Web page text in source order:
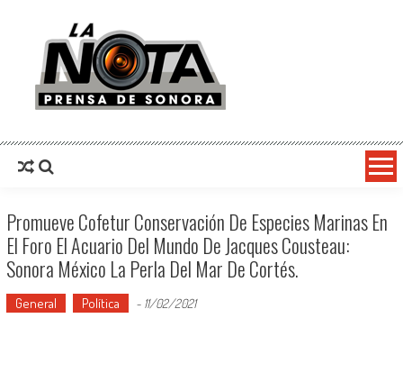
La Nota Prensa De Sonora
Promueve Cofetur Conservación De Especies Marinas En
El Foro El Acuario Del Mundo De Jacques Cousteau:
Sonora México La Perla Del Mar De Cortés.
General Política - 11/02/2021